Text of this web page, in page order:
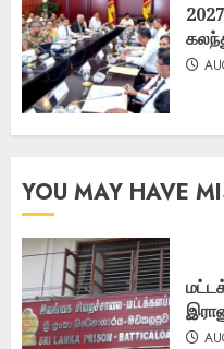
YOU MAY HAVE